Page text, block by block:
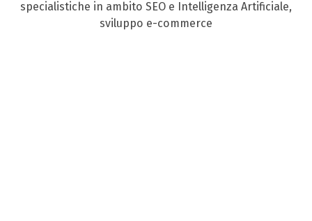
specialistiche in ambito SEO e Intelligenza Artificiale,
sviluppo e-commerce